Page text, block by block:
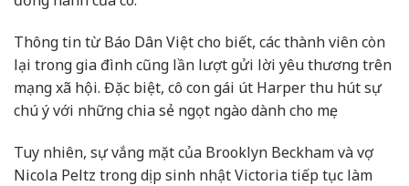
Thông tin từ Báo Dân Việt cho biết, các thành viên còn
lại trong gia đình cũng lần lượt gửi lời yêu thương trên
mạng xã hội. Đặc biệt, cô con gái út Harper thu hút sự
chú ý với những chia sẻ ngọt ngào dành cho mẹ.
Tuy nhiên, sự vắng mặt của Brooklyn Beckham và vợ
Nicola Peltz trong dịp sinh nhật Victoria tiếp tục làm